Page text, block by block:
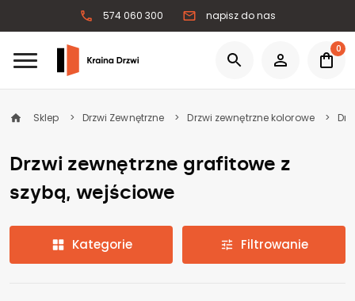
574 060 300 napisz do nas
0
Sklep Drzwi Zewnętrzne Drzwi zewnętrzne kolorowe
Drzwi zewnętrzne grafitowe z
szybą, wejściowe
Kategorie Filtrowanie